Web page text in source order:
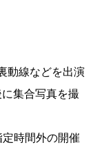
動線などを出演
集合写真を撮
時間外の開催